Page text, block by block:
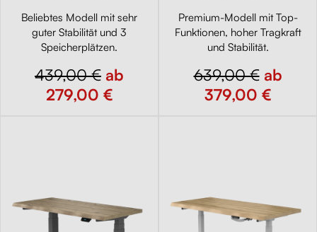
Beliebtes Modell mit sehr
guter Stabilität und 3
Speicherplätzen.
439,00 € ab
279,00 €
Premium-Modell mit Top-
Funktionen, hoher Tragkraft
und Stabilität.
639,00 €ab
379,00 €